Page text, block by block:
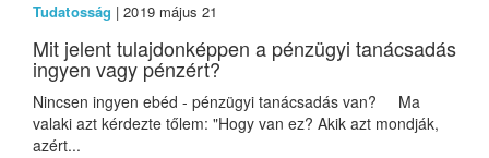
Tudatosság | 2019 május 21
Mit jelent tulajdonképpen a pénzügyi tanácsadás
ingyen vagy pénzért?
Nincsen ingyen ebéd - pénzügyi tanácsadás van? Ma
valaki azt kérdezte tőlem: "Hogy van ez? Akik azt mondják,
azért...